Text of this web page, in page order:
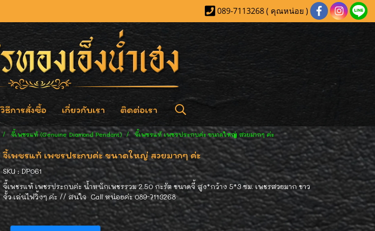
089-7113268 ( คุณหน่อย )
วิธีการสั่งซื้อ เกี่ยวกับเรา ติดต่อเรา
จี้เพชรแท้ (Genuine Diamond Pendant) จี้เพชรแท้ เพชรประกบค่ะ ขนาดใหญ่ สวยมากๆ ค่ะ
จี้เพชรแท้ เพชรประกบค่ะ ขนาดใหญ่ สวยมากๆ ค่ะ
SKU : DP061
จี้เพชรแท้ เพชรประกบค่ะ น้ำหนักเพชรรวม 2.50 กะรัต ขนาดจี้ สูง*กว้าง 5*3 ซม. เพชรสวยมาก ขาว
จั้ว เล่นไฟวิ้งๆ ค่ะ // สนใจ Call หน่อยค่ะ 089-7113268